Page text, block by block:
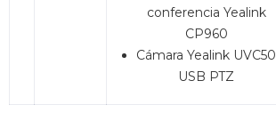
conferencia Yealink
CP960
Cámara Yealink UVC50
USB PTZ